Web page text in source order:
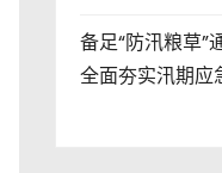
备足“防汛粮草”
全面夯实汛期应